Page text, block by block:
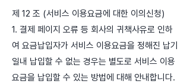
제 12 조 (서비스 이용요금에 대한 이의신청)
1. 결제 페이지 오류 등 회사의 귀책사유로 인하
여 요금납입자가 서비스 이용요금을 정해진 납기
일내 납입할 수 없는 경우는 별도로 서비스 이용
요금을 납입할 수 있는 방법에 대해 안내합니다.